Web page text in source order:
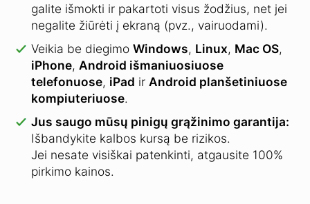
galite išmokti ir pakartoti visus žodžius, net jei
negalite žiūrėti į ekraną (pvz., vairuodami).
Veikia be diegimo Windows, Linux, Mac OS,
iPhone, Android išmaniuosiuose
telefonuose, iPad ir Android planšetiniuose
kompiuteriuose.
Jus saugo mūsų pinigų grąžinimo garantija:
Išbandykite kalbos kursą be rizikos.
Jei nesate visiškai patenkinti, atgausite 100%
pirkimo kainos.